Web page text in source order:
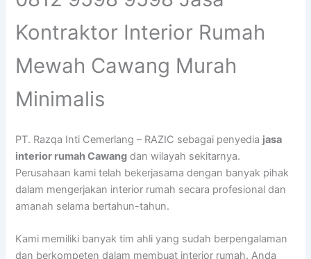
Kontraktor Interior Rumah
Mewah Cawang Murah
Minimalis
PT. Razqa Inti Cemerlang – RAZIC sebagai penyedia jasa
interior rumah Cawang dan wilayah sekitarnya.
Perusahaan kami telah bekerjasama dengan banyak pihak
dalam mengerjakan interior rumah secara profesional dan
amanah selama bertahun-tahun.
Kami memiliki banyak tim ahli yang sudah berpengalaman
dan berkompeten dalam membuat interior rumah. Anda